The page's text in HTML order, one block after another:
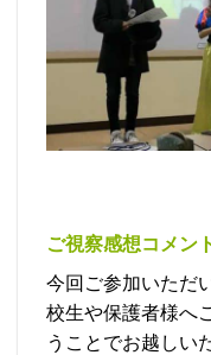
ご視察感想コメン
今回ご参加いただ
校生や保護者様へ
うことでお越しい